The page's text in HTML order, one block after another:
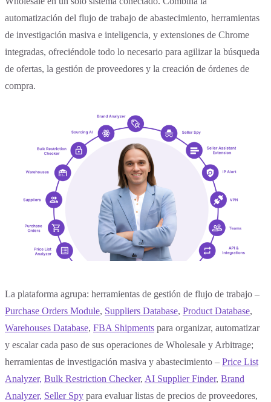
automatización del flujo de trabajo de abastecimiento, herramientas
de investigación masiva e inteligencia, y extensiones de Chrome
integradas, ofreciéndole todo lo necesario para agilizar la búsqueda
de ofertas, la gestión de proveedores y la creación de órdenes de
compra.
La plataforma agrupa: herramientas de gestión de flujo de trabajo –
Purchase Orders Module, Suppliers Database, Product Database,
Warehouses Database, FBA Shipments para organizar, automatizar
y escalar cada paso de sus operaciones de Wholesale y Arbitrage;
herramientas de investigación masiva y abastecimiento – Price List
Analyzer, Bulk Restriction Checker, AI Supplier Finder, Brand
Analyzer, Seller Spy para evaluar listas de precios de proveedores,